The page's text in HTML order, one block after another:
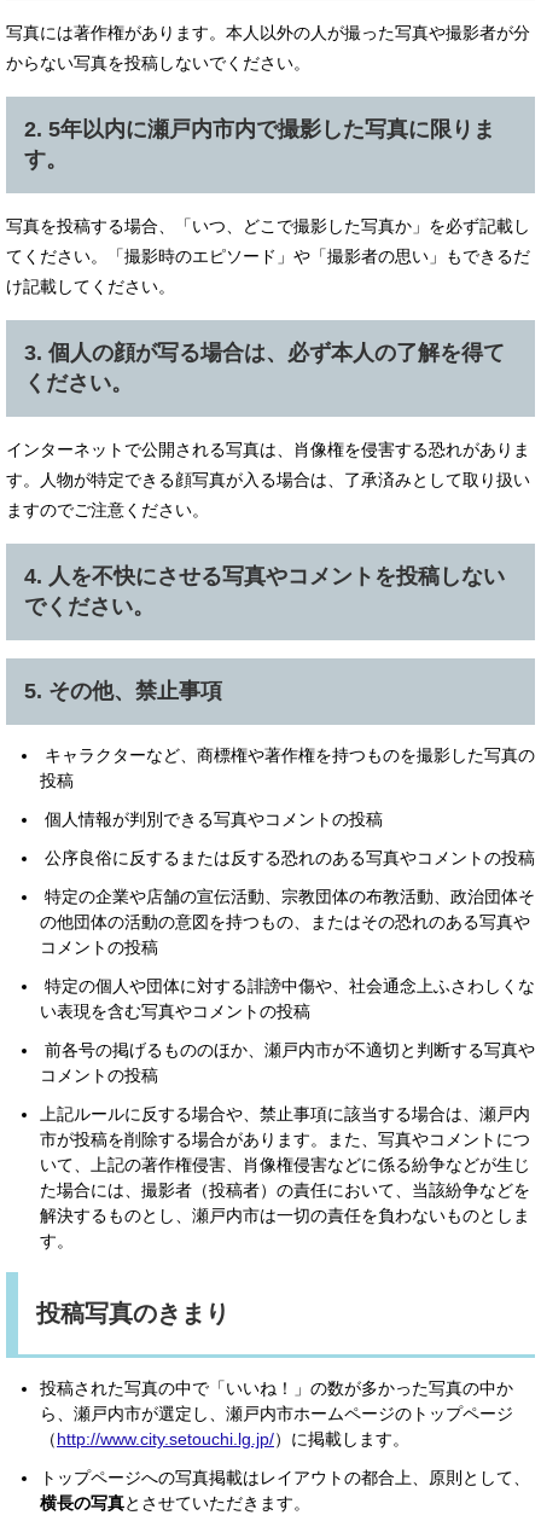
写真には著作権があります。本人以外の人が撮った写真や撮影者が分
からない写真を投稿しないでください。
2. 5年以内に瀬戸内市内で撮影した写真に限りま
す。
写真を投稿する場合、「いつ、どこで撮影した写真か」を必ず記載し
てください。「撮影時のエピソード」や「撮影者の思い」もできるだ
け記載してください。
3. 個人の顔が写る場合は、必ず本人の了解を得て
ください。
インターネットで公開される写真は、肖像権を侵害する恐れがありま
す。人物が特定できる顔写真が入る場合は、了承済みとして取り扱い
ますのでご注意ください。
4. 人を不快にさせる写真やコメントを投稿しない
でください。
5. その他、禁止事項
キャラクターなど、商標権や著作権を持つものを撮影した写真の
投稿
個人情報が判別できる写真やコメントの投稿
公序良俗に反するまたは反する恐れのある写真やコメントの投稿
特定の企業や店舗の宣伝活動、宗教団体の布教活動、政治団体そ
の他団体の活動の意図を持つもの、またはその恐れのある写真や
コメントの投稿
特定の個人や団体に対する誹謗中傷や、社会通念上ふさわしくな
い表現を含む写真やコメントの投稿
前各号の掲げるもののほか、瀬戸内市が不適切と判断する写真や
コメントの投稿
上記ルールに反する場合や、禁止事項に該当する場合は、瀬戸内
市が投稿を削除する場合があります。また、写真やコメントにつ
いて、上記の著作権侵害、肖像権侵害などに係る紛争などが生じ
た場合には、撮影者（投稿者）の責任において、当該紛争などを
解決するものとし、瀬戸内市は一切の責任を負わないものとしま
す。
投稿写真のきまり
投稿された写真の中で「いいね！」の数が多かった写真の中か
ら、瀬戸内市が選定し、瀬戸内市ホームページのトップページ
（http://www.city.setouchi.lg.jp/）に掲載します。
トップページへの写真掲載はレイアウトの都合上、原則として、
横長の写真とさせていただきます。